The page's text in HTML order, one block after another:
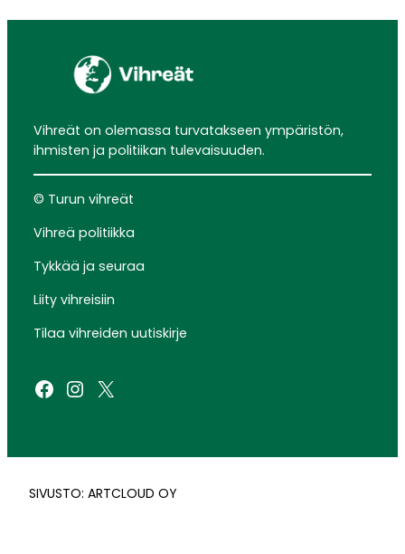
Vihreät on olemassa turvatakseen ympäristön,
ihmisten ja politiikan tulevaisuuden.
© Turun vihreät
Vihreä politiikka
Tykkää ja seuraa
Liity vihreisiin
Tilaa vihreiden uutiskirje
Facebook
Instagram
X
SIVUSTO: ARTCLOUD OY